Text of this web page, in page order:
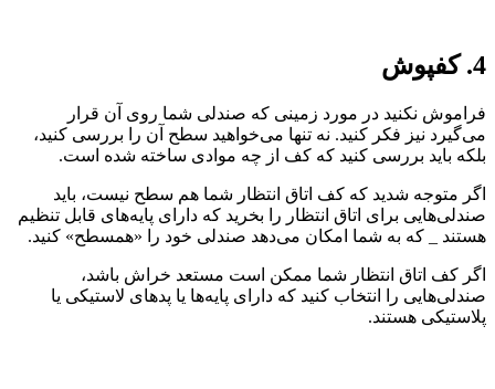
4. کفپوش
فراموش نکنید در مورد زمینی که صندلی شما روی آن قرار
می‌گیرد نیز فکر کنید. نه تنها می‌خواهید سطح آن را بررسی کنید،
بلکه باید بررسی کنید که کف از چه موادی ساخته شده است.
اگر متوجه شدید که کف اتاق انتظار شما هم سطح نیست، باید
صندلی‌هایی برای اتاق انتظار را بخرید که دارای پایه‌های قابل تنظیم
هستند _ که به شما امکان می‌دهد صندلی خود را «همسطح» کنید.
اگر کف اتاق انتظار شما ممکن است مستعد خراش باشد،
صندلی‌هایی را انتخاب کنید که دارای پایه‌ها یا پدهای لاستیکی یا
پلاستیکی هستند.